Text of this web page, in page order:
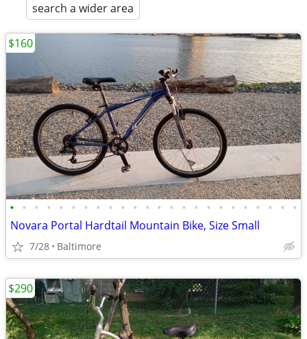
search a wider area
• • • • • • • • • • • • • • • • • • • • • • • •
Novara Portal Hardtail Mountain Bike, Size Small
7/28 Baltimore
$160
$290